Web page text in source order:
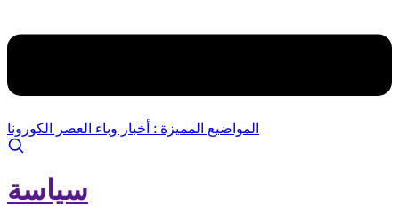
المواضيع المميزة : أخبار وباء العصر الكورونا
سياسة